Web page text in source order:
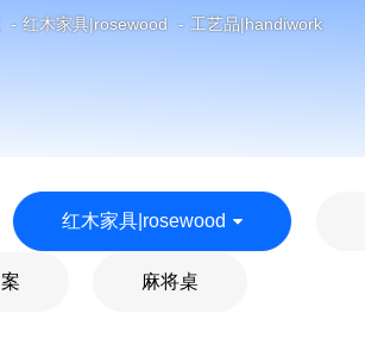
红木家具|rosewood 工艺品|handiwork
红木家具|rosewood
案 麻将桌